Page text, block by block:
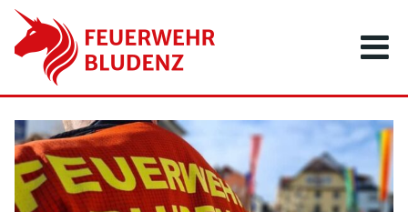
Zum
Inhalt
springen